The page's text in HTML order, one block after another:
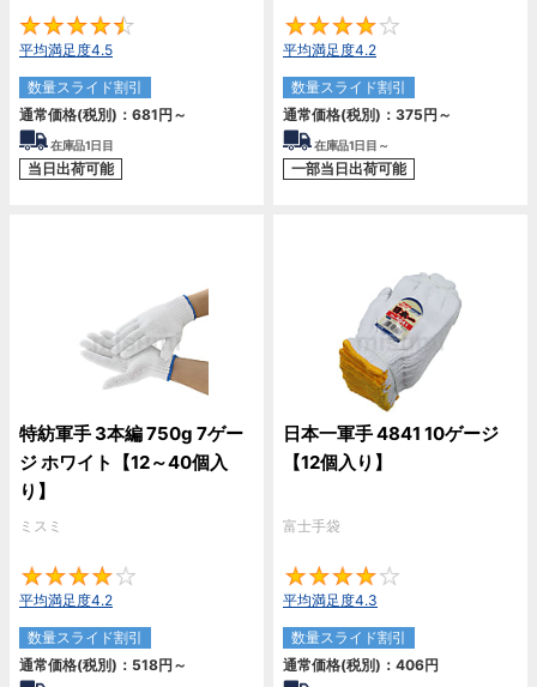
平均満足度4.5
数量スライド割引
通常価格(税別)： 681円 ～
在庫品1日目
当日出荷可能
平均満足度4.2
数量スライド割引
通常価格(税別)： 375円 ～
在庫品1日目～
一部当日出荷可能
特紡軍手 3本編 750g 7ゲー
ジ ホワイト【12～40個入
り】
ミスミ
平均満足度4.2
数量スライド割引
通常価格(税別)： 518円 ～
日本一軍手 4841 10ゲージ
【12個入り】
富士手袋
平均満足度4.3
数量スライド割引
通常価格(税別)： 406円